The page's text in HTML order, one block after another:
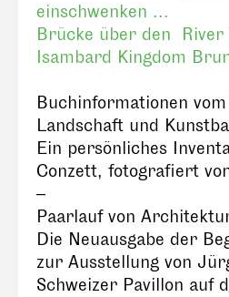
einschwenken ...
Brücke über den River
Isambard Kingdom
Buchinformationen
Landschaft und
Ein persönliches
Conzett, fotografiert
–
Paarlauf von
Die Neuausgabe der
zur Ausstellung von
Schweizer Pavillon auf